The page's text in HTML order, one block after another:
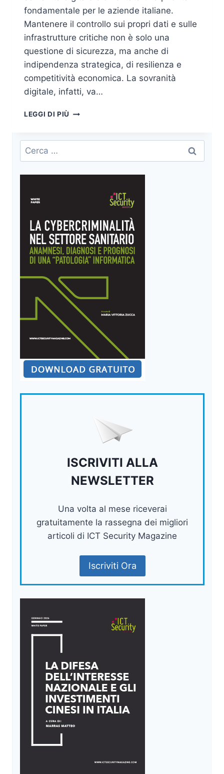
fondamentale per le aziende italiane.
Mantenere il controllo sui propri dati e sulle
infrastrutture critiche non è solo una
questione di sicurezza, ma anche di
indipendenza strategica, di resilienza e
competitività economica. La sovranità
digitale, infatti, va…
LEGGI DI PIÙ SOVRANITÀ
NIS2:
NUOVA
FRONTIERA
SICUREZZA
L’INDIPENDENZA
DELLE
AZIENDE
ITALIANE
Ricerca
per:
ISCRIVITI ALLA
NEWSLETTER
Una volta al mese riceverai
gratuitamente la rassegna dei migliori
articoli di ICT Security Magazine
Iscriviti Ora